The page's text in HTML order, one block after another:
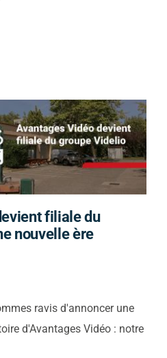
filiale du
nouvelle ère
ravis d'annoncer une
d'Avantages Vidéo : notre